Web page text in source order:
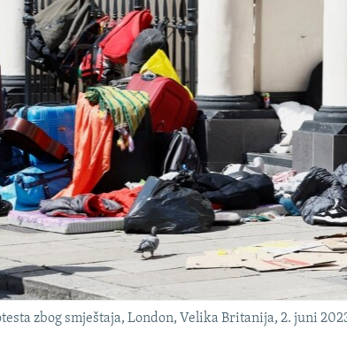
zbog smještaja, London, Velika Britanija, 2. juni